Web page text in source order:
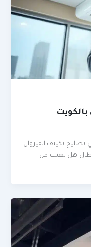
تصليح تكييف القيروان
هل تعبت من